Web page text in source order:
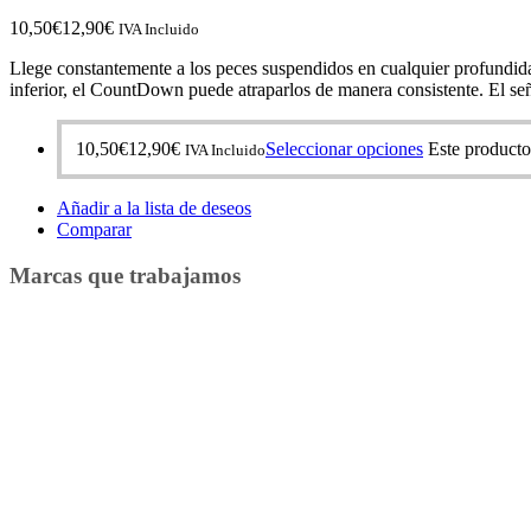
10,50€12,90€ IVA Incluido
Llege constantemente a los peces suspendidos en cualquier
inferior, el CountDown puede atraparlos de manera consistente. El
10,50€12,90€ IVA IncluidoSeleccionar opciones Este
Añadir a la lista de deseos
Comparar
Marcas que trabajamos